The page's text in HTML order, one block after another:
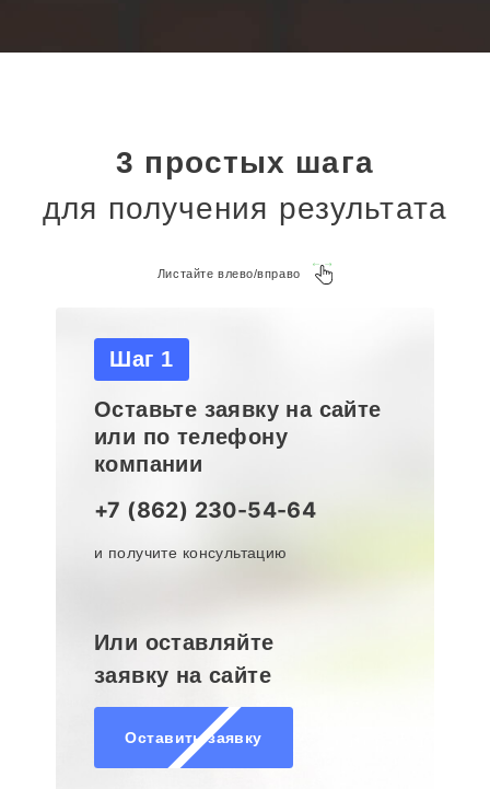
3 простых шага
для получения результата
Листайте влево/вправо
Шаг 1
Оставьте заявку на сайте
или по телефону
компании
+7 (862) 230-54-64
и получите консультацию
Или оставляйте
заявку на сайте
Оставить заявку